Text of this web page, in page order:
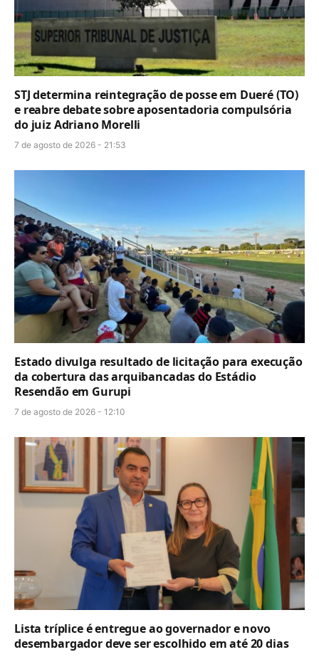
STJ determina reintegração de posse em Dueré (TO)
e reabre debate sobre aposentadoria compulsória
do juiz Adriano Morelli
7 de agosto de 2026 - 21:53
Estado divulga resultado de licitação para execução
da cobertura das arquibancadas do Estádio
Resendão em Gurupi
7 de agosto de 2026 - 12:10
Lista tríplice é entregue ao governador e novo
desembargador deve ser escolhido em até 20 dias